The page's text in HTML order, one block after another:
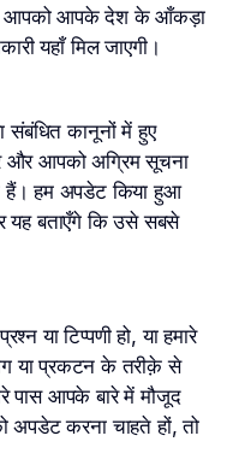
आपको आपके देश के आँकड़ा
यहाँ मिल जाएगी।
संबंधित कानूनों में हुए
और आपको अग्रिम सूचना
हैं। हम अपडेट किया हुआ
यह बताएँगे कि उसे सबसे
या टिप्पणी हो, या हमारे
या प्रकटन के तरीक़े से
पास आपके बारे में मौजूद
अपडेट करना चाहते हों, तो